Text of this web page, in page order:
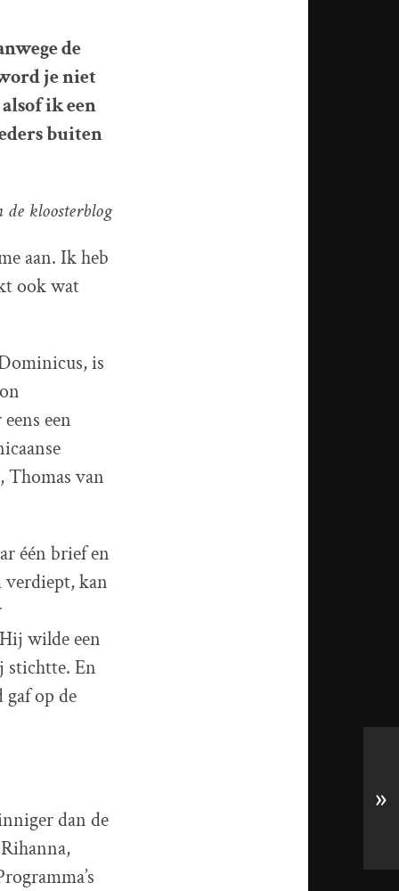
de
je niet
ik een
buiten
kloosterblog
aan. Ik heb
ook wat
is
een
Thomas van
één brief en
verdiept, kan
wilde een
stichtte. En
op de
dan de
»